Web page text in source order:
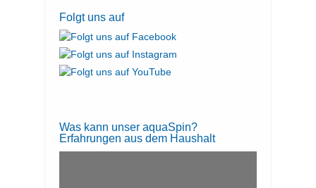
Folgt uns auf
Was kann unser aquaSpin?
Erfahrungen aus dem Haushalt